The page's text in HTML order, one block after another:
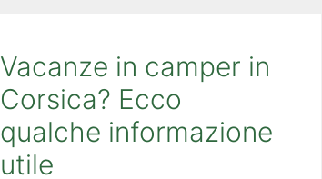
Vacanze in camper in
Corsica? Ecco
qualche informazione
utile